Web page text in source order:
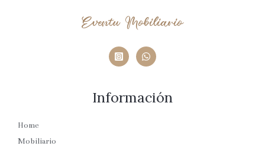
Eventu Mobiliario
Información
Home
Mobiliario